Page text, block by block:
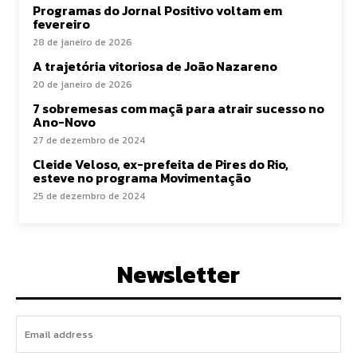
Programas do Jornal Positivo voltam em
fevereiro
28 de janeiro de 2026
A trajetória vitoriosa de João Nazareno
20 de janeiro de 2026
7 sobremesas com maçã para atrair sucesso no
Ano-Novo
27 de dezembro de 2024
Cleide Veloso, ex-prefeita de Pires do Rio,
esteve no programa Movimentação
25 de dezembro de 2024
Newsletter